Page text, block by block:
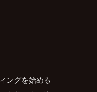
ングを始める